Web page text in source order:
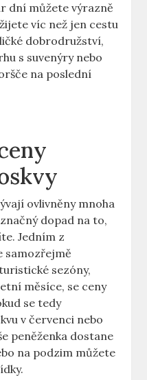
dní můžete výrazně
víc než jen cestu
dobrodružství,
s suvenýry nebo
na poslední
ovlivněny mnoha
dopad na to,
Jedním z
samozřejmě
sezóny,
měsíce, se ceny
se tedy
v červenci nebo
peněženka dostane
na podzim můžete